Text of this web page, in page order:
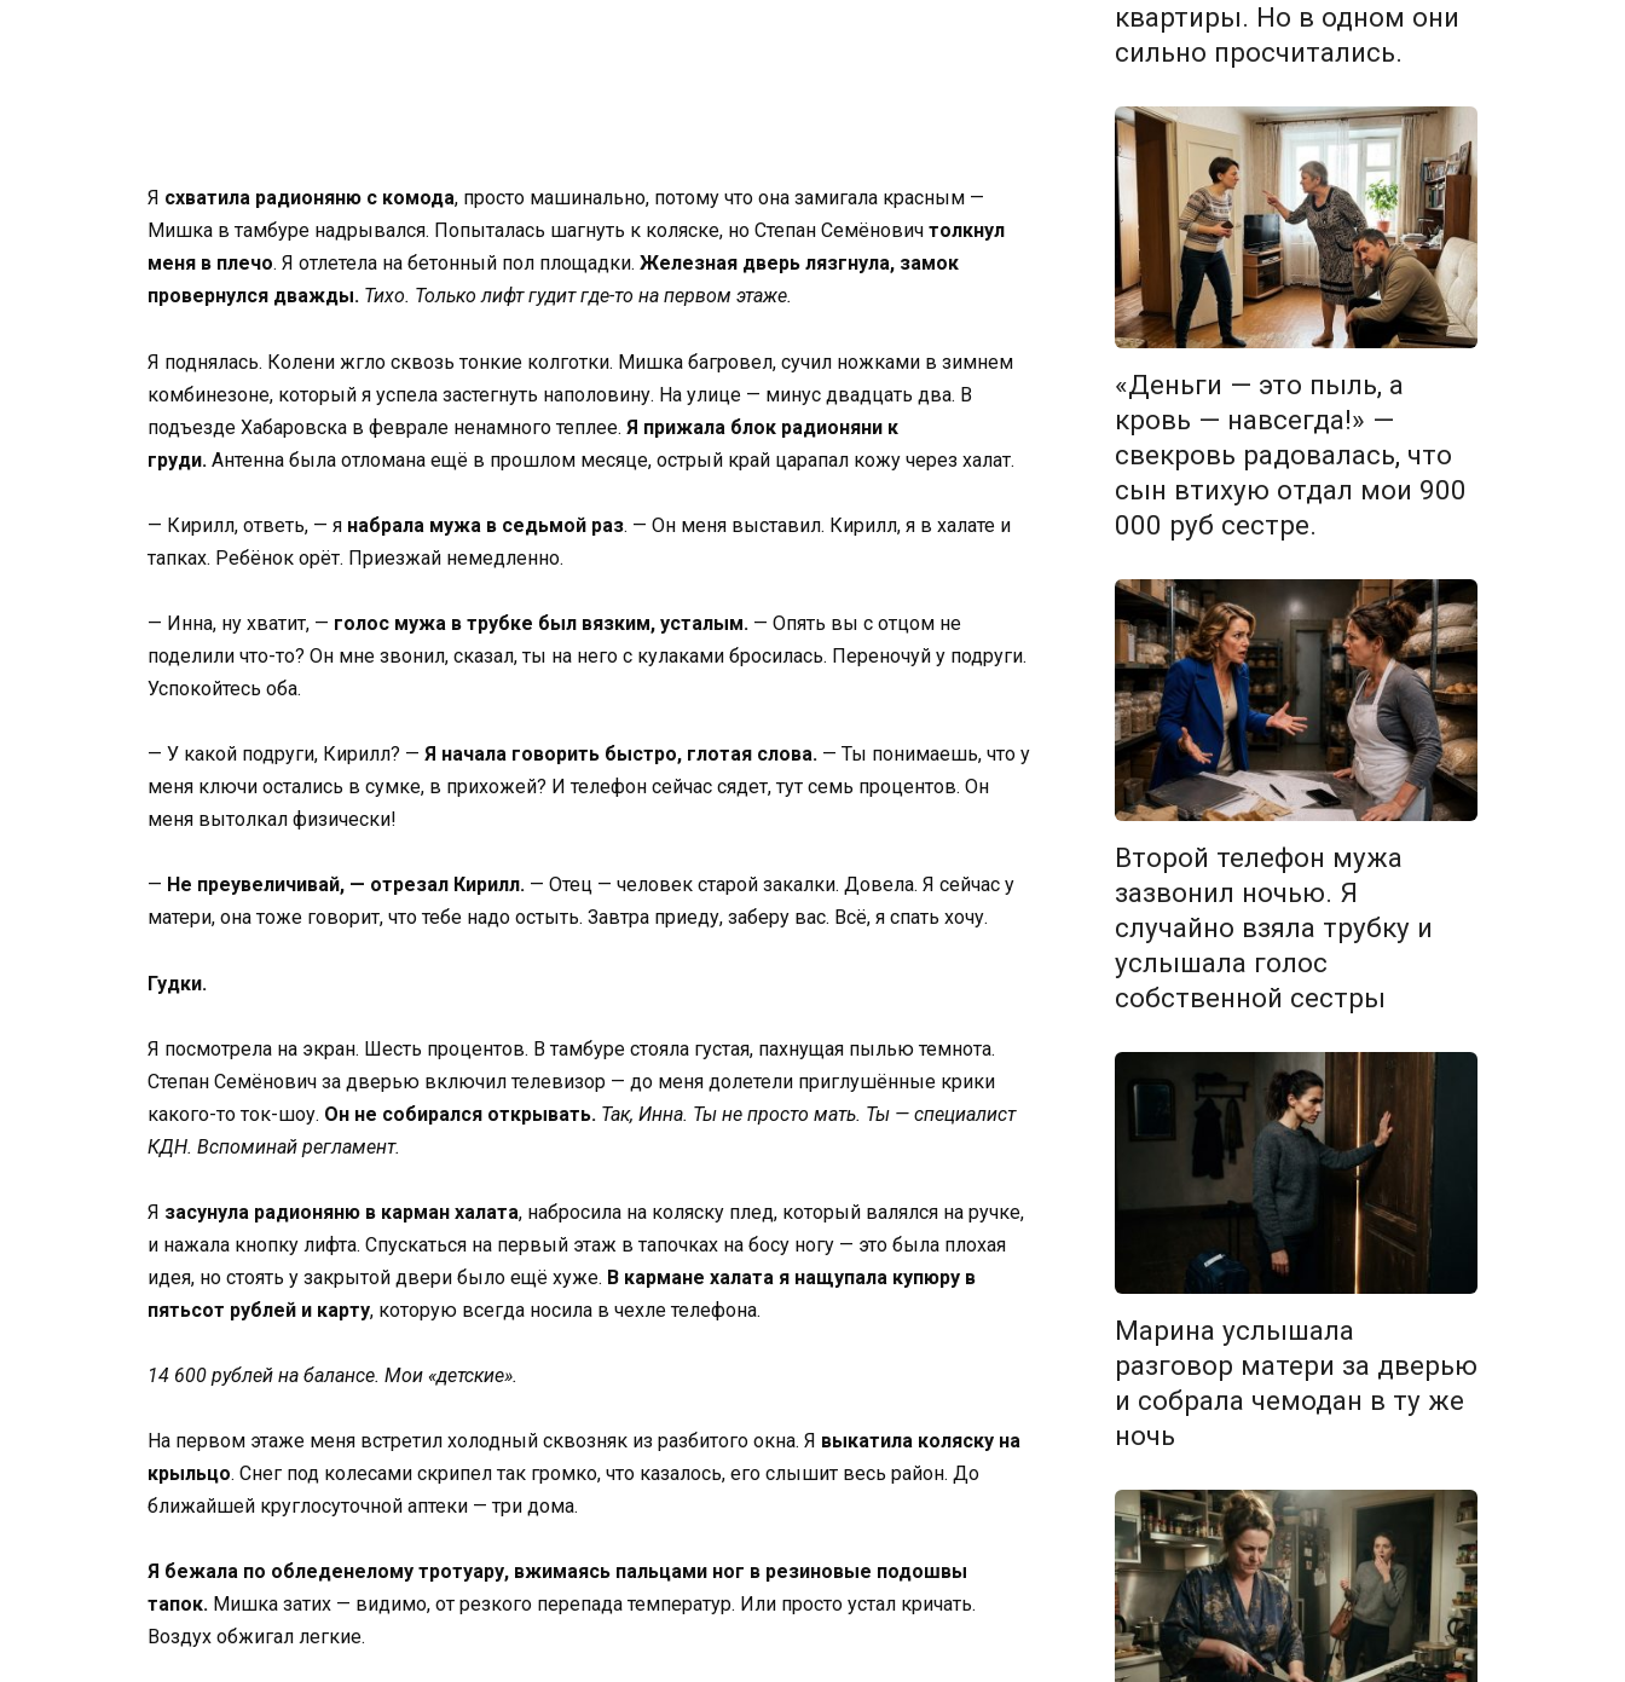
Я схватила радионяню с комода, просто машинально, потому что она замигала красным —
Мишка в тамбуре надрывался. Попыталась шагнуть к коляске, но Степан Семёнович толкнул
меня в плечо. Я отлетела на бетонный пол площадки. Железная дверь лязгнула, замок
провернулся дважды. Тихо. Только лифт гудит где-то на первом этаже.
Я поднялась. Колени жгло сквозь тонкие колготки. Мишка багровел, сучил ножками в зимнем
комбинезоне, который я успела застегнуть наполовину. На улице — минус двадцать два. В
подъезде Хабаровска в феврале ненамного теплее. Я прижала блок радионяни к
груди. Антенна была отломана ещё в прошлом месяце, острый край царапал кожу через халат.
— Кирилл, ответь, — я набрала мужа в седьмой раз. — Он меня выставил. Кирилл, я в халате и
тапках. Ребёнок орёт. Приезжай немедленно.
— Инна, ну хватит, — голос мужа в трубке был вязким, усталым. — Опять вы с отцом не
поделили что-то? Он мне звонил, сказал, ты на него с кулаками бросилась. Переночуй у подруги.
Успокойтесь оба.
— У какой подруги, Кирилл? — Я начала говорить быстро, глотая слова. — Ты понимаешь, что у
меня ключи остались в сумке, в прихожей? И телефон сейчас сядет, тут семь процентов. Он
меня вытолкал физически!
— Не преувеличивай, — отрезал Кирилл. — Отец — человек старой закалки. Довела. Я сейчас у
матери, она тоже говорит, что тебе надо остыть. Завтра приеду, заберу вас. Всё, я спать хочу.
Гудки.
Я посмотрела на экран. Шесть процентов. В тамбуре стояла густая, пахнущая пылью темнота.
Степан Семёнович за дверью включил телевизор — до меня долетели приглушённые крики
какого-то ток-шоу. Он не собирался открывать. Так, Инна. Ты не просто мать. Ты — специалист
КДН. Вспоминай регламент.
Я засунула радионяню в карман халата, набросила на коляску плед, который валялся на ручке,
и нажала кнопку лифта. Спускаться на первый этаж в тапочках на босу ногу — это была плохая
идея, но стоять у закрытой двери было ещё хуже. В кармане халата я нащупала купюру в
пятьсот рублей и карту, которую всегда носила в чехле телефона.
14 600 рублей на балансе. Мои «детские».
На первом этаже меня встретил холодный сквозняк из разбитого окна. Я выкатила коляску на
крыльцо. Снег под колесами скрипел так громко, что казалось, его слышит весь район. До
ближайшей круглосуточной аптеки — три дома.
Я бежала по обледенелому тротуару, вжимаясь пальцами ног в резиновые подошвы
тапок. Мишка затих — видимо, от резкого перепада температур. Или просто устал кричать.
Воздух обжигал легкие.
квартиры. Но в одном они
сильно просчитались.
«Деньги — это пыль, а
кровь — навсегда!» —
свекровь радовалась, что
сын втихую отдал мои 900
000 руб сестре.
Второй телефон мужа
зазвонил ночью. Я
случайно взяла трубку и
услышала голос
собственной сестры
Марина услышала
разговор матери за дверью
и собрала чемодан в ту же
ночь